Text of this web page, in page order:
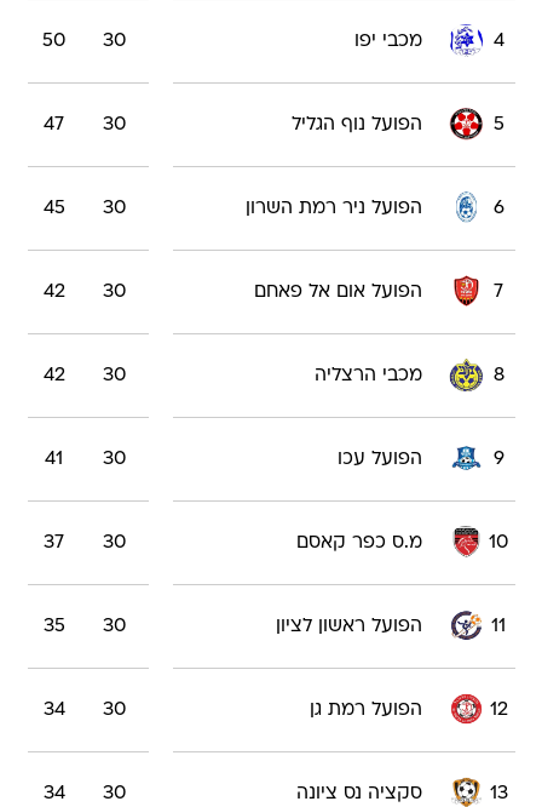
4 מכבי יפו 30
50
5 הפועל נוף הגליל 30
47
6 הפועל ניר רמת השרון 30
45
7 הפועל אום אל פאחם 30
42
8 מכבי הרצליה 30
42
9 הפועל עכו 30
41
10 מ.ס כפר קאסם 30
37
11 הפועל ראשון לציון 30
35
12 הפועל רמת גן 30
34
13 סקציה נס ציונה 30
34